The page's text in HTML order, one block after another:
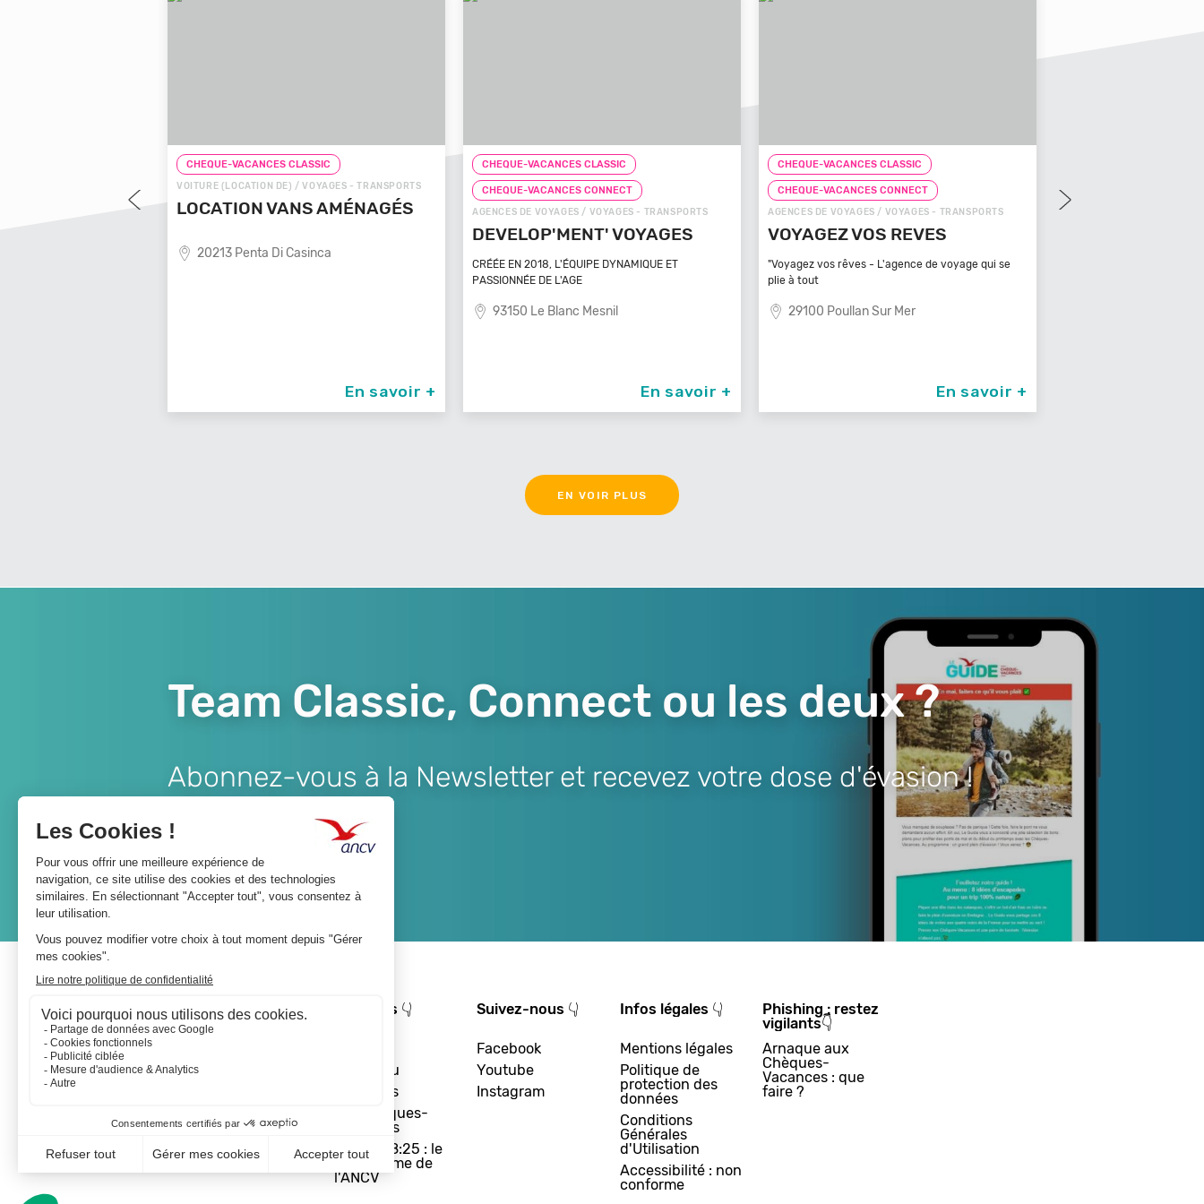
CHEQUE-VACANCES CLASSIC
VOITURE (LOCATION DE) / VOYAGES - TRANSPORTS
LOCATION VANS AMÉNAGÉS
20213 Penta Di Casinca
En savoir +
CHEQUE-VACANCES CLASSIC
CHEQUE-VACANCES CONNECT
AGENCES DE VOYAGES / VOYAGES - TRANSPORTS
DEVELOP'MENT' VOYAGES
CRÉÉE EN 2018, L'ÉQUIPE DYNAMIQUE ET
PASSIONNÉE DE L'AGE
93150 Le Blanc Mesnil
En savoir +
CHEQUE-VACANCES CLASSIC
CHEQUE-VACANCES CONNECT
AGENCES DE VOYAGES / VOYAGES - TRANSPORTS
VOYAGEZ VOS REVES
"Voyagez vos rêves - L'agence de voyage qui se
plie à tout
29100 Poullan Sur Mer
En savoir +
CHEQUE-VACANCES
ZOOS, RÉSERVES / ARTS -
EN VOIR PLUS
Team Classic, Connect ou les deux ?
Abonnez-vous à la Newsletter et recevez votre dose d'évasion !
A propos 👇
Le réseau
Les actus
Les Chèques-
Vacances
Départ 18:25 : le
programme de
l'ANCV
Suivez-nous 👇
Facebook
Youtube
Instagram
Infos légales 👇
Mentions légales
Politique de
protection des
données
Conditions
Générales
d'Utilisation
Accessibilité : non
conforme
Phishing : restez
vigilants👇
Arnaque aux
Chèques-
Vacances : que
faire ?